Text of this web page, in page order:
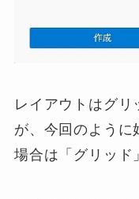
レイアウトはグリ
が、今回のように
場合は「グリッド